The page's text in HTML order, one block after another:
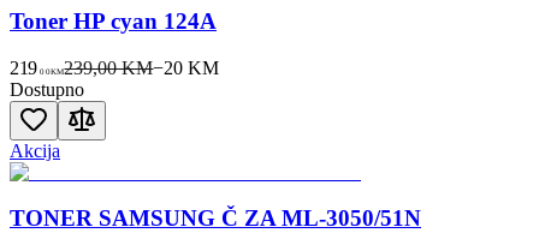
Toner HP cyan 124A
219 00KM239,00 KM−20 KM
Dostupno
Akcija
TONER SAMSUNG Č ZA ML-3050/51N